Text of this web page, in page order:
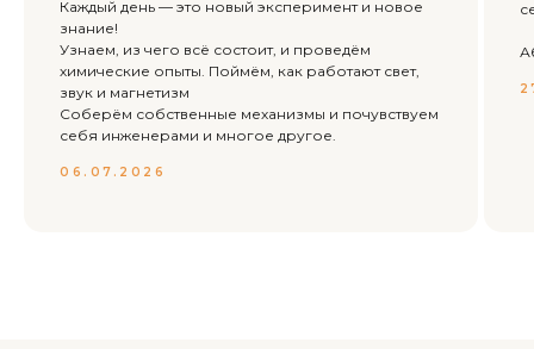
Каждый день — это новый эксперимент и новое
знание!
Узнаем, из чего всё состоит, и проведём
химические опыты. Поймём, как работают свет,
звук и магнетизм
Соберём собственные механизмы и почувствуем
себя инженерами и многое другое.
06.07.2026